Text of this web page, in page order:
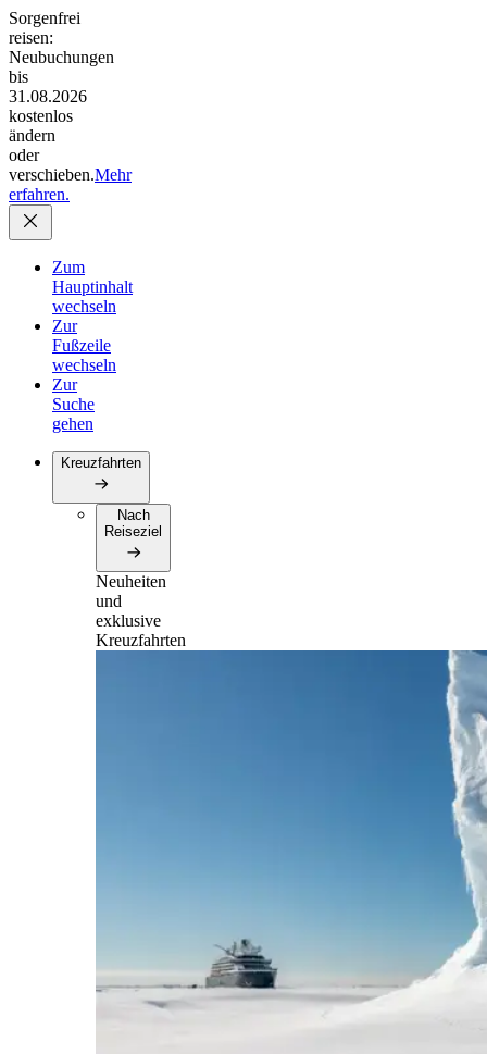
Sorgenfrei
reisen:
Neubuchungen
bis
31.08.2026
kostenlos
ändern
oder
verschieben.Mehr
erfahren.
Zum
Hauptinhalt
wechseln
Zur
Fußzeile
wechseln
Zur
Suche
gehen
Kreuzfahrten
Nach
Reiseziel
Neuheiten
und
exklusive
Kreuzfahrten